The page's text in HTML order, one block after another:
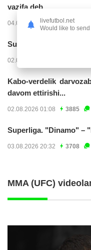
vazifa deb...
04.08.2026 02:11 14205
Superliga. “Buxoro” -
02.08.2026 03:08
Kabo-verdelik
davom ettirishi...
02.08.2026 01:08 3885
Superliga. "Dinamo" –
03.08.2026 20:32 3708
MMA (UFC)
livefutbol.net
Would like to